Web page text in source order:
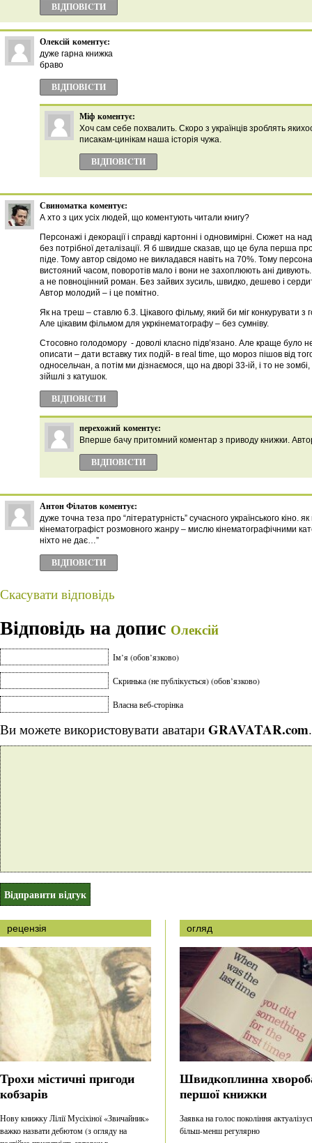
ВІДПОВІCТИ
Олексій коментує:
дуже гарна книжка
браво
ВІДПОВІCТИ
Міф коментує:
Хоч сам себе похвалить. Скоро з українців зроблять
писакам-цинікам наша історія чужа.
ВІДПОВІCТИ
Свиноматка коментує:
А хто з цих усіх людей, що коментують читали книгу?
Персонажі і декорації і справді картонні і одновимірні. Сюжет на
без потрібної деталізації. Я б швидше сказав, що це була перша
піде. Тому автор свідомо не викладався навіть на 70%. Тому
вистояний часом, поворотів мало і вони не захоплюють ані
а не повноцінний роман. Без зайвих зусиль, швидко, дешево і
Автор молодий – і це помітно.
Як на треш – ставлю 6.3. Цікавого фільму, який би міг конкурувати з
Але цікавим фільмом для укркінематографу – без сумніву.
Стосовно голодомору - доволі класно підв’язано. Але краще було
описати – дати вставку тих подій- в real time, що мороз пішов від
односельчан, а потім ми дізнаємося, що на дворі 33-ій, і то не
зійшлі з катушок.
ВІДПОВІCТИ
перехожий коментує:
Вперше бачу притомний коментар з приводу книжки.
ВІДПОВІCТИ
Антон Філатов коментує:
дуже точна теза про “літературність” сучасного українського кіно.
кінематографіст розмовного жанру – мислю кінематографічними
ніхто не дає…”
ВІДПОВІCТИ
Скасувати відповідь
Відповідь на допис Олексій
Ім’я (обов’язково)
Скринька (не публікується) (обов’язково)
Власна веб-сторінка
Ви можете використовувати аватари GRAVATAR.com.
рецензія
Трохи містичні пригоди
кобзарів
Нову книжку Лілії Мусіхіної «Звичайник»
важко назвати дебютом (з огляду на
огляд
Швидкоплинна
першої книжки
Заявка на голос покоління
більш-менш регулярно